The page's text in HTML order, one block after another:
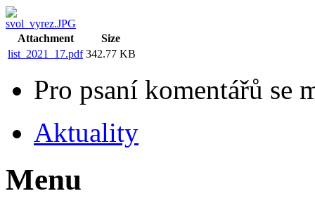
Attachment
Size
list_2021_17.pdf 342.77 KB
Pro psaní komentářů se
Aktuality
Menu